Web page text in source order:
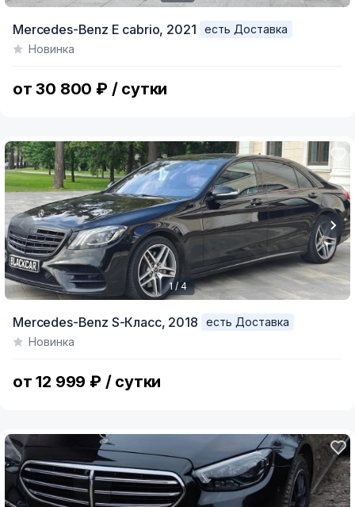
of
Mercedes-Benz E cabrio, 2021
есть Доставка
Новинка
от 30 800 ₽ / сутки
of
1 / 4
Mercedes-Benz S-Класс, 2018
есть Доставка
Новинка
от 12 999 ₽ / сутки